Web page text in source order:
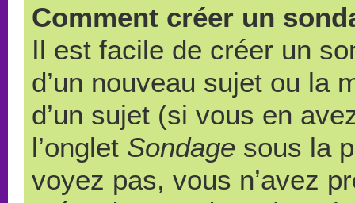
Comment créer un
Il est facile de créer un
d’un nouveau sujet ou la
d’un sujet (si vous en
l’onglet Sondage sous la
voyez pas, vous n’avez